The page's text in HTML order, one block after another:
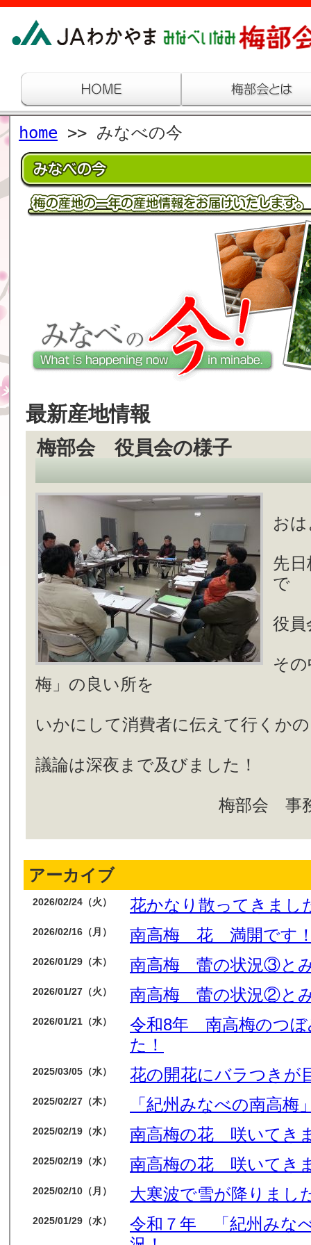
home >> みなべの今
最新産地情報
梅部会 役員会の様子
お
先
で
役員
そ
梅」の良い所を
いかにして消費者に伝えて行くかの
議論は深夜まで及びました！
梅部会 事務
アーカイブ
2026/02/24（火） 花かなり散ってきま
2026/02/16（月） 南高梅 花 満開です
2026/01/29（木） 南高梅 蕾の状況③と
2026/01/27（火） 南高梅 蕾の状況②と
2026/01/21（水）
令和8年 南高梅のつぼ
た！
2025/03/05（水） 花の開花にバラつきが
2025/02/27（木） 「紀州みなべの南高
2025/02/19（水） 南高梅の花 咲いてき
2025/02/19（水） 南高梅の花 咲いてき
2025/02/10（月） 大寒波で雪が降りまし
2025/01/29（水）
令和７年 「紀州みな